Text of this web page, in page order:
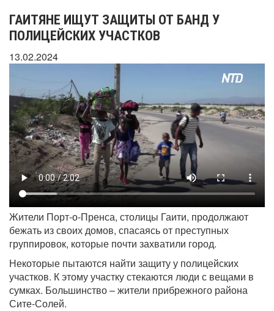
ГАИТЯНЕ ИЩУТ ЗАЩИТЫ ОТ БАНД У
ПОЛИЦЕЙСКИХ УЧАСТКОВ
13.02.2024
Жители Порт-о-Пренса, столицы Гаити, продолжают
бежать из своих домов, спасаясь от преступных
группировок, которые почти захватили город.
Некоторые пытаются найти защиту у полицейских
участков. К этому участку стекаются люди с вещами в
сумках. Большинство – жители прибрежного района
Сите-Солей.